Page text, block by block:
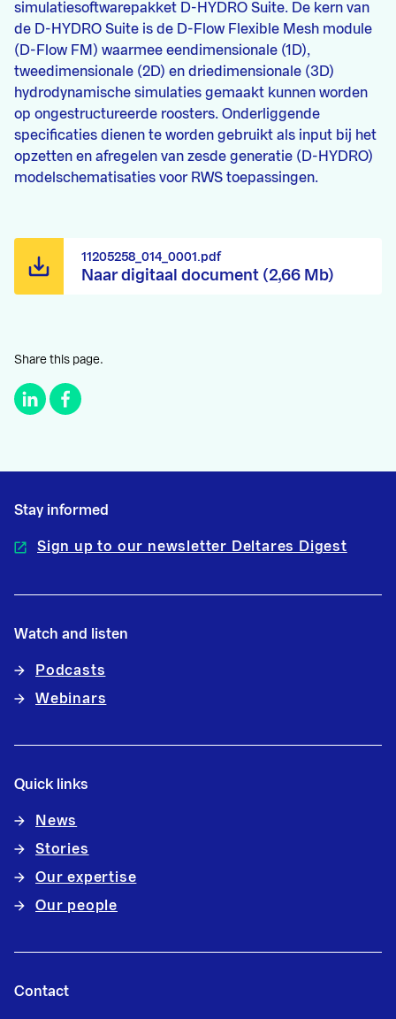
simulatiesoftwarepakket D-HYDRO Suite. De kern van
de D-HYDRO Suite is de D-Flow Flexible Mesh module
(D-Flow FM) waarmee eendimensionale (1D),
tweedimensionale (2D) en driedimensionale (3D)
hydrodynamische simulaties gemaakt kunnen worden
op ongestructureerde roosters. Onderliggende
specificaties dienen te worden gebruikt als input bij het
opzetten en afregelen van zesde generatie (D-HYDRO)
modelschematisaties voor RWS toepassingen.
Naar digitaal document (2,66 Mb)
11205258_014_0001.pdf
Share this page.
Stay informed
Sign up to our newsletter Deltares Digest
Watch and listen
Podcasts
Webinars
Quick links
News
Stories
Our expertise
Our people
Contact